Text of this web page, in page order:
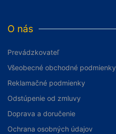
O nás
Prevádzkovateľ
Všeobecné obchodné podmienky
Reklamačné podmienky
Odstúpenie od zmluvy
Doprava a doručenie
Ochrana osobných údajov